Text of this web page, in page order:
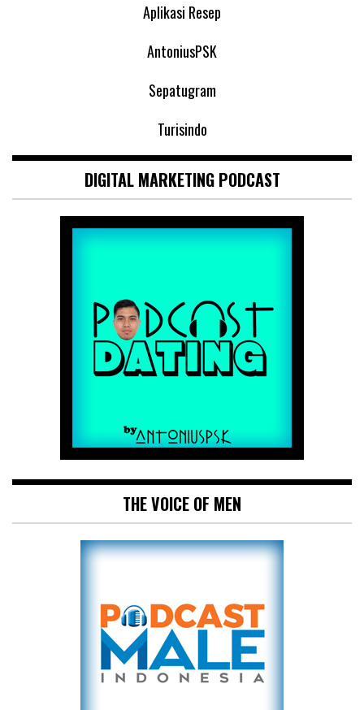
Aplikasi Resep
AntoniusPSK
Sepatugram
Turisindo
DIGITAL MARKETING PODCAST
THE VOICE OF MEN